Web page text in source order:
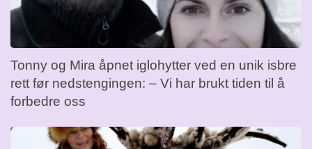
Tonny og Mira åpnet iglohytter ved en unik isbre
rett før nedstengingen: – Vi har brukt tiden til å
forbedre oss